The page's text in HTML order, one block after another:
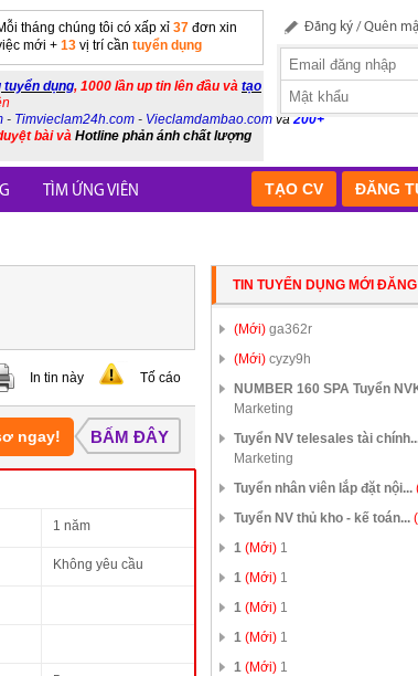
tháng chúng tôi có xấp xỉ 37 đơn xin
mới + 13 vị trí cần tuyển dụng
tuyển dụng, 1000 lần up tin lên đầu và tạo
- Timvieclam24h.com - Vieclamdambao.com và 200+
bài và Hotline phản ánh chất lượng
Đăng ký /Quên
TÌM ỨNG VIÊN ĐĂNG
TẠO CV
In tin này Tố cáo
ngay! BẤM ĐÂY
1 năm
Không yêu cầu
TIN TUYỂN DỤNG MỚI ĐĂNG
(Mới) ga362r
(Mới) cyzy9h
NUMBER 160 SPA Tuyển
Marketing
Tuyển NV telesales tài
Marketing
Tuyển nhân viên lắp đặt nội...
Tuyển NV thủ kho - kế toán...
1 (Mới) 1
1 (Mới) 1
1 (Mới) 1
1 (Mới) 1
1 (Mới) 1